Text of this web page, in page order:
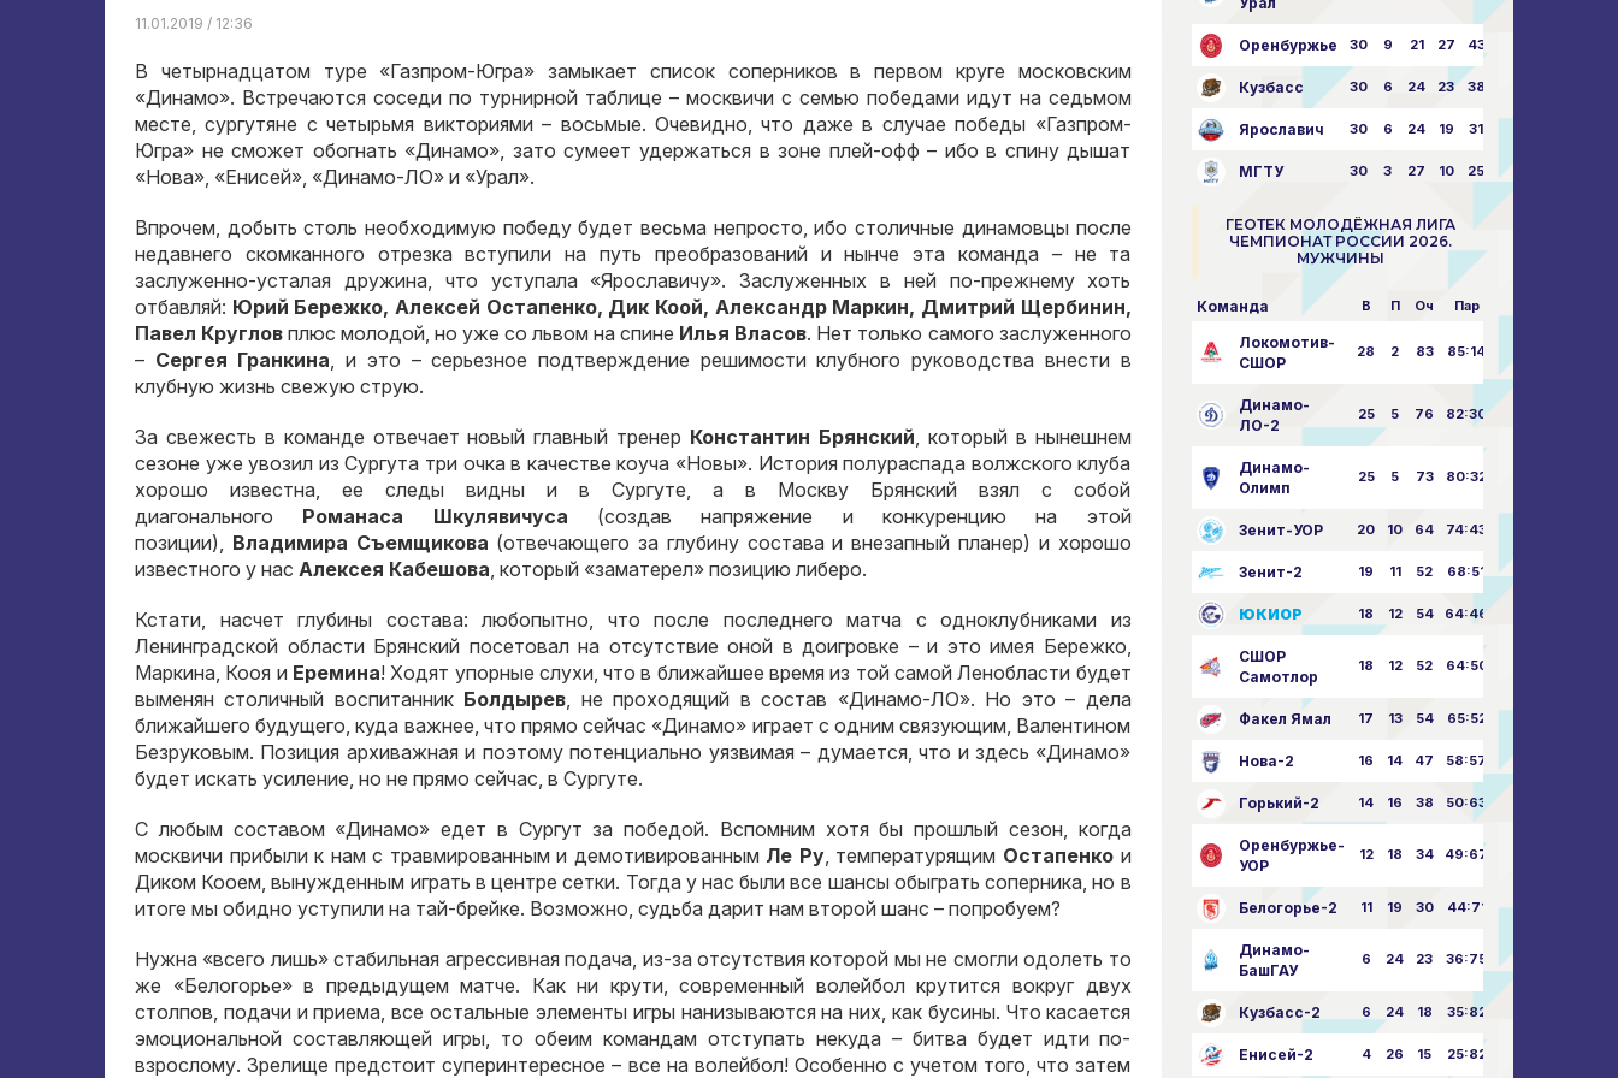
11.01.2019 / 12:36
В четырнадцатом туре «Газпром-Югра» замыкает список соперников в первом круге московским
«Динамо». Встречаются соседи по турнирной таблице – москвичи с семью победами идут на седьмом
месте, сургутяне с четырьмя викториями – восьмые. Очевидно, что даже в случае победы «Газпром-
Югра» не сможет обогнать «Динамо», зато сумеет удержаться в зоне плей-офф – ибо в спину дышат
«Нова», «Енисей», «Динамо-ЛО» и «Урал».
Впрочем, добыть столь необходимую победу будет весьма непросто, ибо столичные динамовцы после
недавнего скомканного отрезка вступили на путь преобразований и нынче эта команда – не та
заслуженно-усталая дружина, что уступала «Ярославичу». Заслуженных в ней по-прежнему хоть
отбавляй: Юрий Бережко, Алексей Остапенко, Дик Коой, Александр Маркин, Дмитрий Щербинин,
Павел Круглов плюс молодой, но уже со львом на спине Илья Власов. Нет только самого заслуженного
– Сергея Гранкина , и это – серьезное подтверждение решимости клубного руководства внести в
клубную жизнь свежую струю.
За свежесть в команде отвечает новый главный тренер Константин Брянский , который в нынешнем
сезоне уже увозил из Сургута три очка в качестве коуча «Новы». История полураспада волжского клуба
хорошо известна, ее следы видны и в Сургуте, а в Москву Брянский взял с собой
диагонального Романаса Шкулявичуса (создав напряжение и конкуренцию на этой
позиции), Владимира Съемщикова (отвечающего за глубину состава и внезапный планер) и хорошо
известного у нас Алексея Кабешова , который «заматерел» позицию либеро.
Кстати, насчет глубины состава: любопытно, что после последнего матча с одноклубниками из
Ленинградской области Брянский посетовал на отсутствие оной в доигровке – и это имея Бережко,
Маркина, Кооя и Еремина! Ходят упорные слухи, что в ближайшее время из той самой Ленобласти будет
выменян столичный воспитанник Болдырев , не проходящий в состав «Динамо-ЛО». Но это – дела
ближайшего будущего, куда важнее, что прямо сейчас «Динамо» играет с одним связующим, Валентином
Безруковым. Позиция архиважная и поэтому потенциально уязвимая – думается, что и здесь «Динамо»
будет искать усиление, но не прямо сейчас, в Сургуте.
С любым составом «Динамо» едет в Сургут за победой. Вспомним хотя бы прошлый сезон, когда
москвичи прибыли к нам с травмированным и демотивированным Ле Ру, температурящим Остапенкои
Диком Кооем, вынужденным играть в центре сетки. Тогда у нас были все шансы обыграть соперника, но в
итоге мы обидно уступили на тай-брейке. Возможно, судьба дарит нам второй шанс – попробуем?
Нужна «всего лишь» стабильная агрессивная подача, из-за отсутствия которой мы не смогли одолеть то
же «Белогорье» в предыдущем матче. Как ни крути, современный волейбол крутится вокруг двух
столпов, подачи и приема, все остальные элементы игры нанизываются на них, как бусины. Что касается
эмоциональной составляющей игры, то обеим командам отступать некуда – битва будет идти по-
взрослому. Зрелище предстоит суперинтересное – все на волейбол! Особенно с учетом того, что затем
Оренбуржье 30 9 21 27 43:73
Кузбасс 30 6 24 23 38:76
Ярославич 30 6 24 19 31:80
МГТУ 30 3 27 10 25:87
ГЕОТЕК МОЛОДЁЖНАЯ ЛИГА
ЧЕМПИОНАТ РОССИИ 2026.
МУЖЧИНЫ
Команда В П Оч Пар
Локомотив-
СШОР
28 2 83 85:14
Динамо-
ЛО-2
25 5 76 82:30
Динамо-
Олимп
25 5 73 80:32
Зенит-УОР 20 10 64 74:43
Зенит-2 19 11 52 68:51
ЮКИОР 18 12 54 64:46
СШОР
Самотлор
18 12 52 64:50
Факел Ямал 17 13 54 65:52
Нова-2 16 14 47 58:57
Горький-2 14 16 38 50:63
Оренбуржье-
УОР
12 18 34 49:67
Белогорье-2 11 19 30 44:71
Динамо-
БашГАУ
6 24 23 36:75
Кузбасс-2 6 24 18 35:82
Енисей-2 4 26 15 25:82